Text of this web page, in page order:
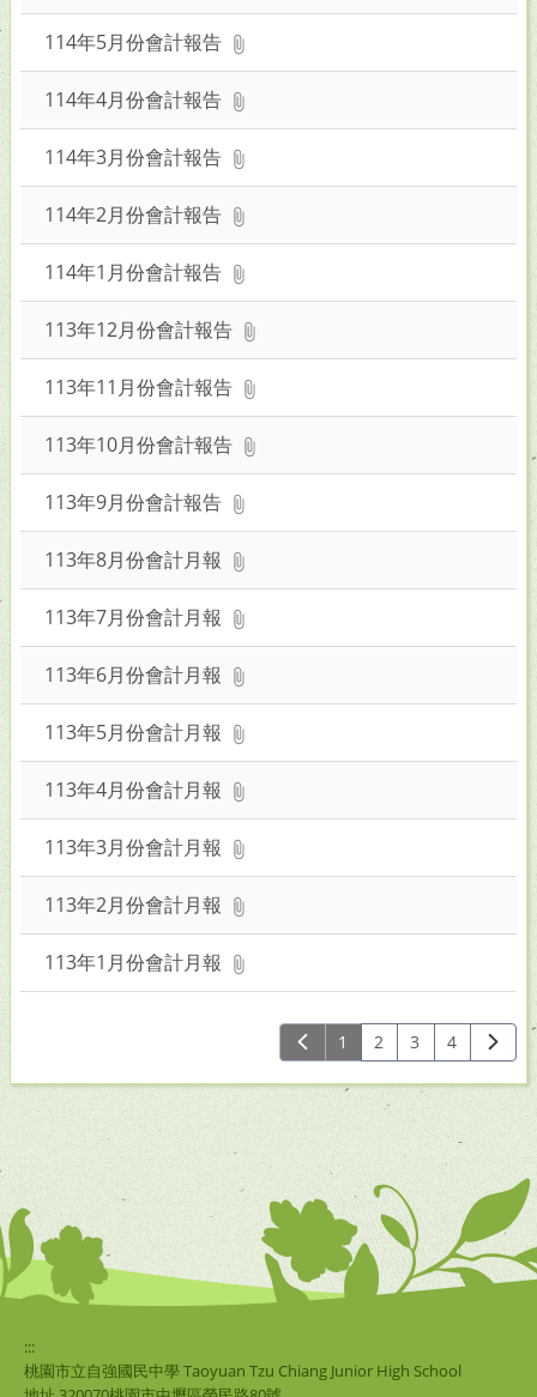
114年5月份會計報告
114年4月份會計報告
114年3月份會計報告
114年2月份會計報告
114年1月份會計報告
113年12月份會計報告
113年11月份會計報告
113年10月份會計報告
113年9月份會計報告
113年8月份會計月報
113年7月份會計月報
113年6月份會計月報
113年5月份會計月報
113年4月份會計月報
113年3月份會計月報
113年2月份會計月報
113年1月份會計月報
1 2 3 4
:::
桃園市立自強國民中學 Taoyuan Tzu Chiang Junior High School